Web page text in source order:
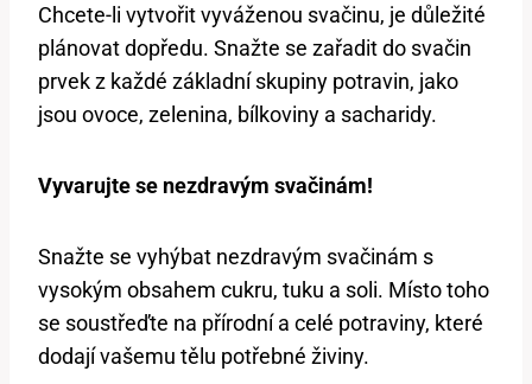
Chcete-li vytvořit vyváženou svačinu, je důležité
plánovat dopředu. Snažte se zařadit do svačin ​
prvek z každé⁣ základní skupiny potravin, jako
jsou ovoce,⁤ zelenina, bílkoviny ‍a sacharidy.
Vyvarujte se ⁣nezdravým ‌svačinám!
Snažte se vyhýbat nezdravým svačinám s
vysokým‌ obsahem cukru, ​tuku a soli. Místo toho
se soustřeďte na přírodní a celé potraviny, které
dodají vašemu tělu potřebné živiny.